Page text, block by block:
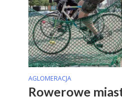
AGLOMERACJA
Rowerowe